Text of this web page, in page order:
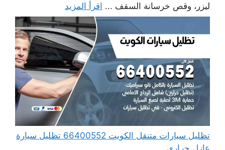
ليزر، وقص خرسانة السقف ... اقرأ المزيد
تظليل سيارات متنقل الكويت 66400552 تظليل سيارة